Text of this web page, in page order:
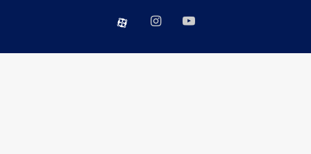
یوتیوب اینستاگرام